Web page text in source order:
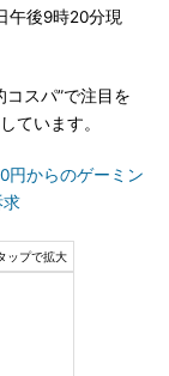
午後9時20分現
スパ”で注目を
ています。
円からのゲーミン
求